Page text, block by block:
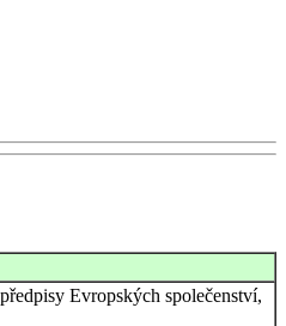
Evropských společenství,